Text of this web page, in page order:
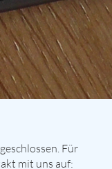
Für
mit uns auf: